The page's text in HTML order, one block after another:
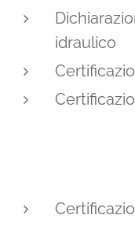
idraulico